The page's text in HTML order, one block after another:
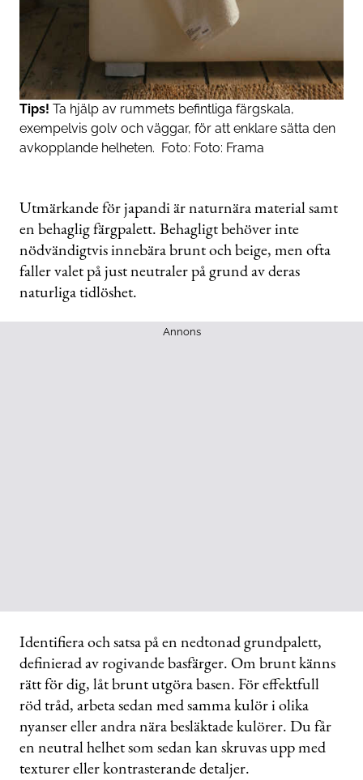
Tips! Ta hjälp av rummets befintliga färgskala,
exempelvis golv och väggar, för att enklare sätta den
avkopplande helheten. Foto: Foto: Frama
Utmärkande för japandi är naturnära material samt
en behaglig färgpalett. Behagligt behöver inte
nödvändigtvis innebära brunt och beige, men ofta
faller valet på just neutraler på grund av deras
naturliga tidlöshet.
Annons
Identifiera och satsa på en nedtonad grundpalett,
definierad av rogivande basfärger. Om brunt känns
rätt för dig, låt brunt utgöra basen. För effektfull
röd tråd, arbeta sedan med samma kulör i olika
nyanser eller andra nära besläktade kulörer. Du får
en neutral helhet som sedan kan skruvas upp med
texturer eller kontrasterande detaljer.